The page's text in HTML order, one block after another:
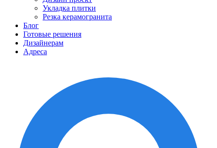
Укладка плитки
Резка керамогранита
Блог
Готовые решения
Дизайнерам
Адреса